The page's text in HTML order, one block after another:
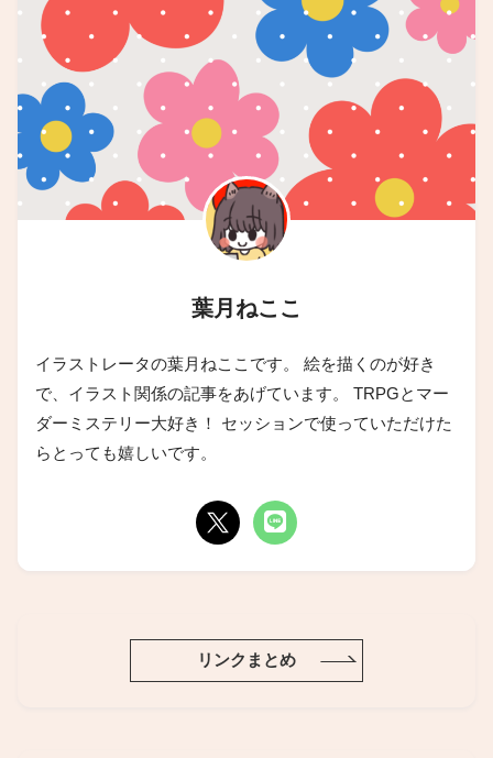
葉月ねここ
イラストレータの葉月ねここです。 絵を描くのが好き
で、イラスト関係の記事をあげています。 TRPGとマー
ダーミステリー大好き！ セッションで使っていただけた
らとっても嬉しいです。
リンクまとめ